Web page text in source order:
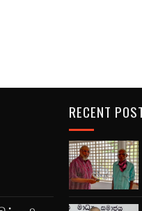
RECENT